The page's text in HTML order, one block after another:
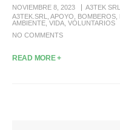
NOVIEMBRE 8, 2023 A3TEK SRL
A3TEK.SRL
APOYO BOMBEROS
AMBIENTE VIDA VOLUNTARIOS
NO COMMENTS
READ MORE +